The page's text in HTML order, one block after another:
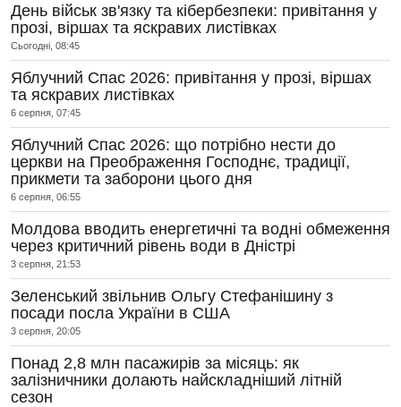
День військ зв'язку та кібербезпеки: привітання у
прозі, віршах та яскравих листівках
Сьогодні, 08:45
Яблучний Спас 2026: привітання у прозі, віршах
та яскравих листівках
6 серпня, 07:45
Яблучний Спас 2026: що потрібно нести до
церкви на Преображення Господнє, традиції,
прикмети та заборони цього дня
6 серпня, 06:55
Молдова вводить енергетичні та водні обмеження
через критичний рівень води в Дністрі
3 серпня, 21:53
Зеленський звільнив Ольгу Стефанішину з
посади посла України в США
3 серпня, 20:05
Понад 2,8 млн пасажирів за місяць: як
залізничники долають найскладніший літній
сезон